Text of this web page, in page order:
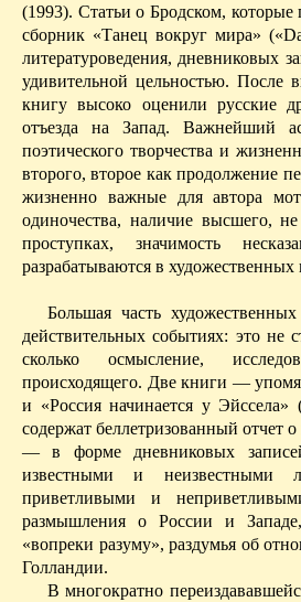
(1993). Статьи о Брод­­с­ком,
сборник «Танец вокруг мира» («
литературоведения, дневниковых
удивительной цельностью. После
книгу высоко оценили русские
отъезда на Запад. Важнейший
поэтического творчества и
второго, второе как продолжение
жизненно важные для автора
одиночества, наличие высшего,
проступках, значи­мость
разрабатываются в художественных
Большая часть
действи­тельных событиях: это не
сколько осмысление,
происходящего. Две книги —
и «Россия начинается уЭйссела»
содержат беллетризованный отчет
— в форме дневниковых
известными и
приветливыми и
размышления о России и
«вопреки разуму», раздумья об
Голландии.
В многократно